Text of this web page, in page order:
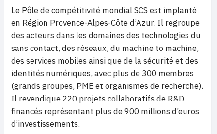
Le Pôle de compétitivité mondial SCS est implanté
en Région Provence-Alpes-Côte d’Azur. Il regroupe
des acteurs dans les domaines des technologies du
sans contact, des réseaux, du machine to machine,
des services mobiles ainsi que de la sécurité et des
identités numériques, avec plus de 300 membres
(grands groupes, PME et organismes de recherche).
Il revendique 220 projets collaboratifs de R&D
financés représentant plus de 900 millions d’euros
d’investissements.